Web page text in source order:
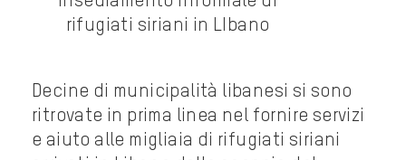
rifugiati siriani in LIbano
Decine di municipalità libanesi si sono
ritrovate in prima linea nel fornire servizi
e aiuto alle migliaia di rifugiati siriani